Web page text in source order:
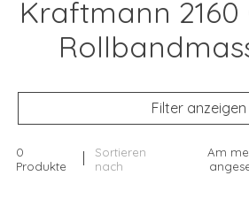
Kraftmann 2160
Filter anzeigen
0
Produkte
Sortieren
nach
Am